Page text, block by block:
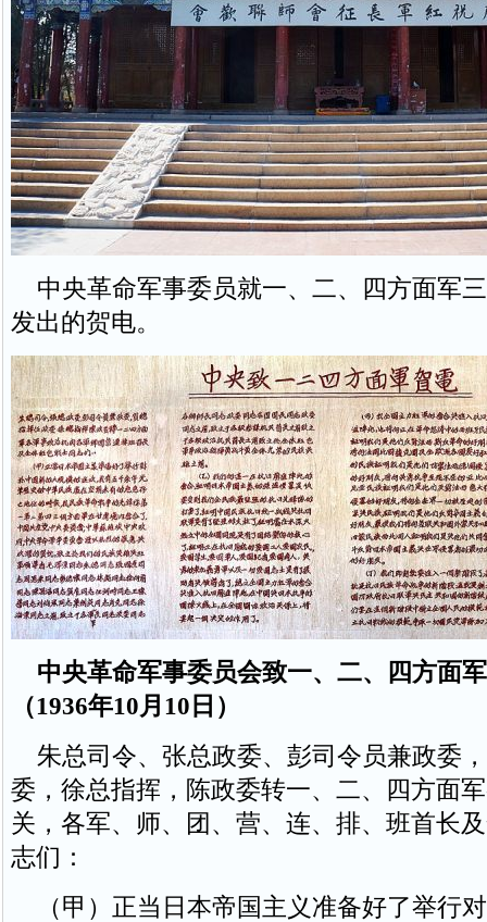
中央革命军事委员就一、二、四方面军
发出的贺电。
中央革命军事委员会致一、二、四方面
（1936年10月10日）
朱总司令、张总政委、彭司令员兼政委
委，徐总指挥，陈政委转一、二、四方面
关，各军、师、团、营、连、排、班首长
志们：
（甲）正当日本帝国主义准备好了举行